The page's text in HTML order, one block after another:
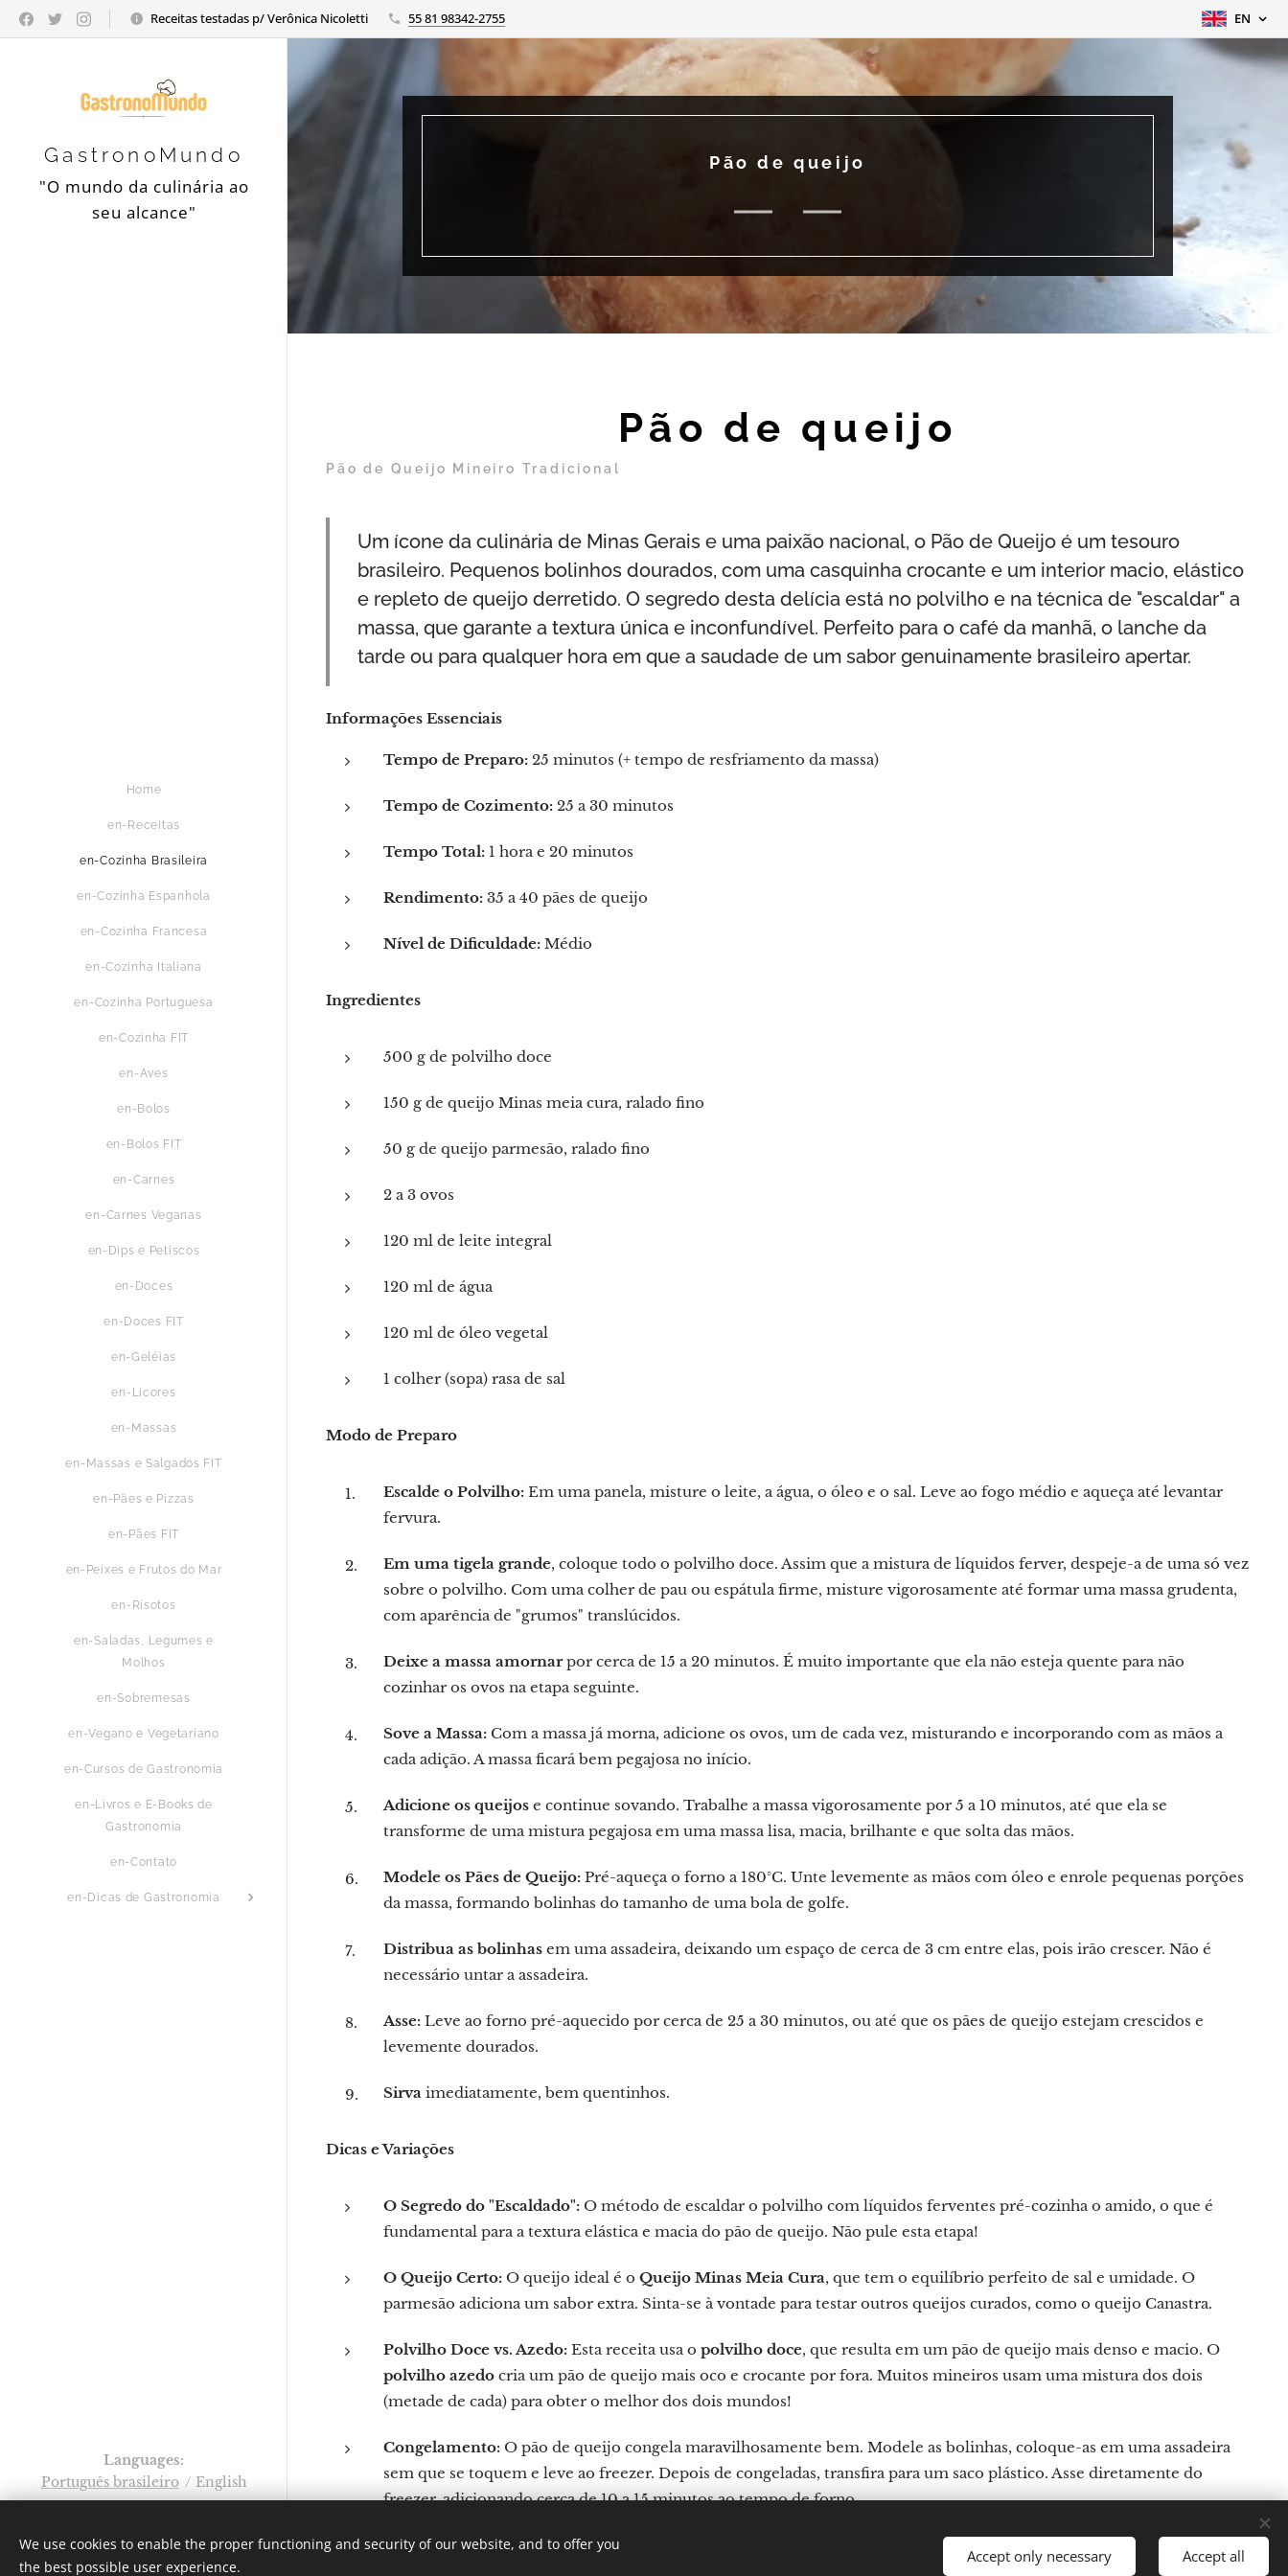
Receitas testadas p/ Verônica Nicoletti 55 81 98342-2755 EN
GastronoMundo
"O mundo da culinária ao
seu alcance"
Home
en-Receitas
en-Cozinha Brasileira
en-Cozinha Espanhola
en-Cozinha Francesa
en-Cozinha Italiana
en-Cozinha Portuguesa
en-Cozinha FIT
en-Aves
en-Bolos
en-Bolos FIT
en-Carnes
en-Carnes Veganas
en-Dips e Petiscos
en-Doces
en-Doces FIT
en-Geléias
en-Licores
en-Massas
en-Massas e Salgados FIT
en-Pães e Pizzas
en-Pães FIT
en-Peixes e Frutos do Mar
en-Risotos
en-Saladas, Legumes e
Molhos
en-Sobremesas
en-Vegano e Vegetariano
en-Cursos de Gastronomia
en-Livros e E-Books de
Gastronomia
en-Contato
en-Dicas de Gastronomia
Pão de queijo
Pão de queijo
Pão de Queijo Mineiro Tradicional
Um ícone da culinária de Minas Gerais e uma paixão nacional, o Pão de Queijo é um tesouro
brasileiro. Pequenos bolinhos dourados, com uma casquinha crocante e um interior macio, elástico
e repleto de queijo derretido. O segredo desta delícia está no polvilho e na técnica de "escaldar" a
massa, que garante a textura única e inconfundível. Perfeito para o café da manhã, o lanche da
tarde ou para qualquer hora em que a saudade de um sabor genuinamente brasileiro apertar.
Informações Essenciais
Tempo de Preparo: 25 minutos (+ tempo de resfriamento da massa)
Tempo de Cozimento: 25 a 30 minutos
Tempo Total: 1 hora e 20 minutos
Rendimento: 35 a 40 pães de queijo
Nível de Dificuldade: Médio
Ingredientes
500 g de polvilho doce
150 g de queijo Minas meia cura, ralado fino
50 g de queijo parmesão, ralado fino
2 a 3 ovos
120 ml de leite integral
120 ml de água
120 ml de óleo vegetal
1 colher (sopa) rasa de sal
Modo de Preparo
Escalde o Polvilho: Em uma panela, misture o leite, a água, o óleo e o sal. Leve ao fogo médio e aqueça até levantar
fervura.
Em uma tigela grande, coloque todo o polvilho doce. Assim que a mistura de líquidos ferver, despeje-a de uma só vez
sobre o polvilho. Com uma colher de pau ou espátula firme, misture vigorosamente até formar uma massa grudenta,
com aparência de "grumos" translúcidos.
Deixe a massa amornarpor cerca de 15 a 20 minutos. É muito importante que ela não esteja quente para não
cozinhar os ovos na etapa seguinte.
Sove a Massa: Com a massa já morna, adicione os ovos, um de cada vez, misturando e incorporando com as mãos a
cada adição. A massa ficará bem pegajosa no início.
Adicione os queijos e continue sovando. Trabalhe a massa vigorosamente por 5 a 10 minutos, até que ela se
transforme de uma mistura pegajosa em uma massa lisa, macia, brilhante e que solta das mãos.
Modele os Pães de Queijo: Pré-aqueça o forno a 180°C. Unte levemente as mãos com óleo e enrole pequenas porções
da massa, formando bolinhas do tamanho de uma bola de golfe.
Distribua as bolinhas em uma assadeira, deixando um espaço de cerca de 3 cm entre elas, pois irão crescer. Não é
necessário untar a assadeira.
Asse: Leve ao forno pré-aquecido por cerca de 25 a 30 minutos, ou até que os pães de queijo estejam crescidos e
levemente dourados.
Sirva imediatamente, bem quentinhos.
Dicas e Variações
O Segredo do "Escaldado": O método de escaldar o polvilho com líquidos ferventes pré-cozinha o amido, o que é
fundamental para a textura elástica e macia do pão de queijo. Não pule esta etapa!
O Queijo Certo: O queijo ideal é o Queijo Minas Meia Cura, que tem o equilíbrio perfeito de sal e umidade. O
parmesão adiciona um sabor extra. Sinta-se à vontade para testar outros queijos curados, como o queijo Canastra.
Polvilho Doce vs. Azedo: Esta receita usa o polvilho doce, que resulta em um pão de queijo mais denso e macio. O
polvilho azedo cria um pão de queijo mais oco e crocante por fora. Muitos mineiros usam uma mistura dos dois
(metade de cada) para obter o melhor dos dois mundos!
Congelamento: O pão de queijo congela maravilhosamente bem. Modele as bolinhas, coloque-as em uma assadeira
sem que se toquem e leve ao freezer. Depois de congeladas, transfira para um saco plástico. Asse diretamente do
freezer, adicionando cerca de 10 a 15 minutos ao tempo de forno.
Instagram:
Gastronomundo.receitas
Languages
Português brasileiro
English
We use cookies to enable the proper functioning and security of our website, and to offer you
the best possible user experience.
Accept only necessary Accept all